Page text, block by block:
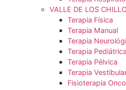
Axxis Sports
Terapia
QUITO SUR
Terapia Fisica
Terapia Manual
Terapia a
Terapia Pélvica
Terapia